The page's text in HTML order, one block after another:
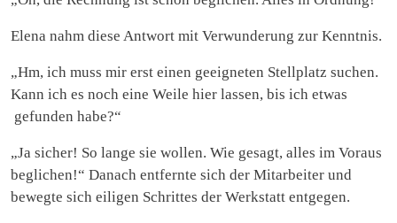
Elena nahm diese Antwort mit Verwunderung zur Kenntnis.
„Hm, ich muss mir erst einen geeigneten Stellplatz suchen.
Kann ich es noch eine Weile hier lassen, bis ich etwas
gefunden habe?“
„Ja sicher! So lange sie wollen. Wie gesagt, alles im Voraus
beglichen!“ Danach entfernte sich der Mitarbeiter und
bewegte sich eiligen Schrittes der Werkstatt entgegen.